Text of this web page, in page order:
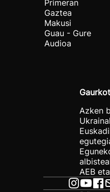
Primeran
Gaztea
Makusi
Guau - Gure
Audioa
Azken
AEB